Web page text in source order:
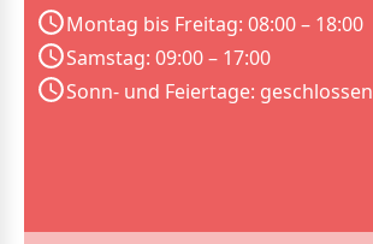
Montag bis Freitag: 08:00 – 18:00
Samstag: 09:00 – 17:00
Sonn- und Feiertage: geschlossen